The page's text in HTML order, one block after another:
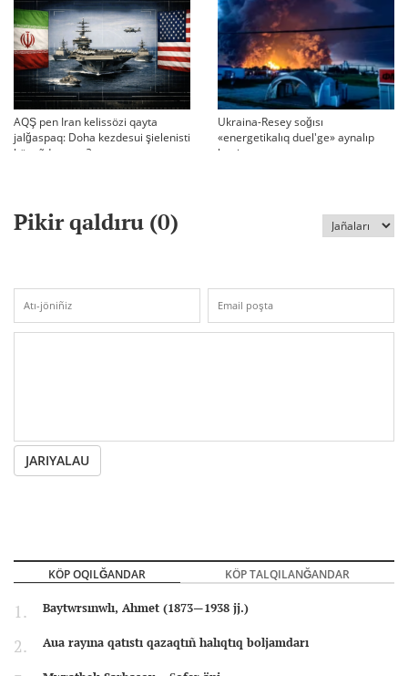
AQŞ pen Iran kelissözi qayta
jalğaspaq: Doha kezdesui şielenisti
bäseñdete me?
Ukraina-Resey soğısı
«energetikalıq duel'ge» aynalıp
ketti
Pikir qaldıru (0)
JARIYALAU
KÖP OQILĞANDAR KÖP TALQILANĞANDAR
Baytwrsınwlı, Ahmet (1873—1938 jj.)
Aua rayına qatıstı qazaqtıñ halıqtıq boljamdarı